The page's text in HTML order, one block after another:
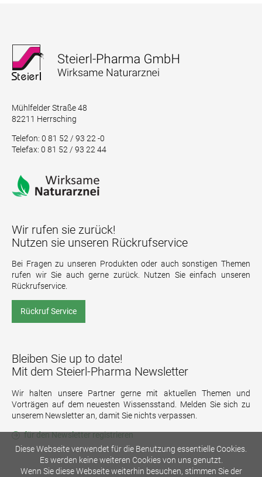
Mühlfelder Straße 48
82211 Herrsching
Telefon: 0 81 52 / 93 22 -0
Telefax: 0 81 52 / 93 22 44
Wir rufen sie zurück!
Nutzen sie unseren Rückrufservice
Bei Fragen zu unseren Produkten oder auch sonstigen Themen
rufen wir Sie auch gerne zurück. Nutzen Sie einfach unseren
Rückrufservice.
Rückruf Service
Bleiben Sie up to date!
Mit dem Steierl-Pharma Newsletter
Wir halten unsere Partner gerne mit aktuellen Themen und
Vorträgen auf dem neuesten Wissensstand. Melden Sie sich zu
unserem Newsletter an, damit Sie nichts verpassen.
für den Newsletter registrieren
Diese Webseite verwendet für die Benutzung essentielle Cookies.
Es werden keine weiteren Cookies von uns genutzt.
Wenn Sie diese Webseite weiterhin besuchen, stimmen Sie der